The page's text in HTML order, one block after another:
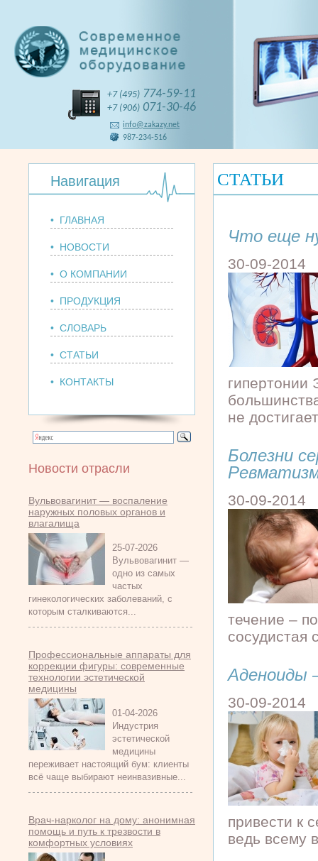
+7 (495) 774-59-11
+7 (906) 071-30-46
info@zakazy.net
987-234-516
Навигация
• ГЛАВНАЯ
• НОВОСТИ
• О КОМПАНИИ
• ПРОДУКЦИЯ
• СЛОВАРЬ
• СТАТЬИ
• КОНТАКТЫ
Новости отрасли
Вульвовагинит — воспаление
наружных половых органов и
влагалища
25-07-2026
Вульвовагинит —
одно из самых
частых
гинекологических заболеваний, с
которым сталкиваются...
Профессиональные аппараты для
коррекции фигуры: современные
технологии эстетической
медицины
01-04-2026
Индустрия
эстетической
медицины
переживает настоящий бум: клиенты
всё чаще выбирают неинвазивные...
Врач-нарколог на дому: анонимная
помощь и путь к трезвости в
комфортных условиях
СТАТЬИ
Что еще
30-09-2014
гипертонии
не
Болезни
30-09-2014
течение –
сосудистая
Аденоиды
30-09-2014
привести к
ведь всему